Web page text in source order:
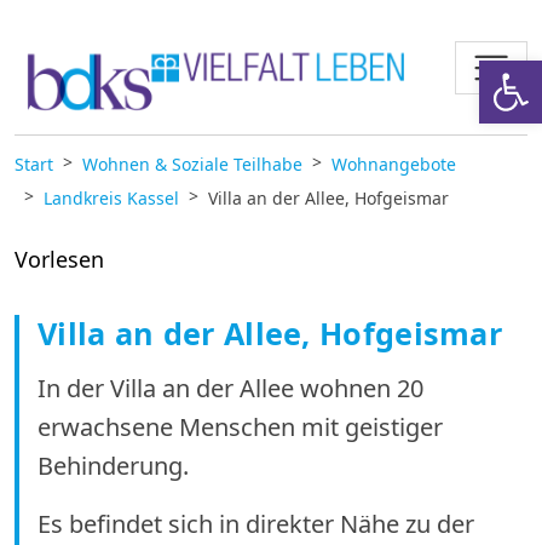
Start Wohnen & Soziale Teilhabe
Wohnangebote
Landkreis Kassel
Villa an der Allee, Hofgeismar
Vorlesen
Villa an der Allee, Hofgeismar
In der Villa an der Allee wohnen 20
erwachsene Menschen mit geistiger
Behinderung.
Es befindet sich in direkter Nähe zu der